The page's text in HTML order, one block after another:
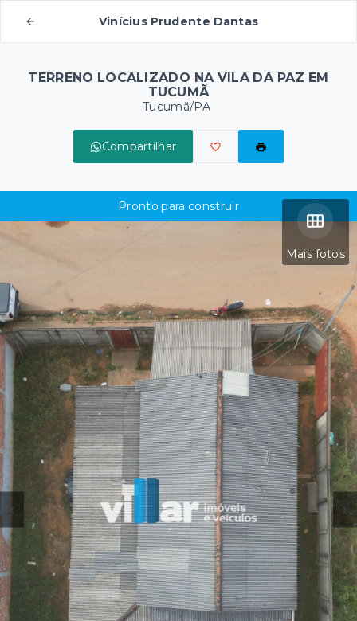
Vinícius Prudente Dantas
TERRENO LOCALIZADO NA VILA DA PAZ EM
TUCUMÃ
Tucumã/PA
Compartilhar
Mais fotos
Pronto para construir